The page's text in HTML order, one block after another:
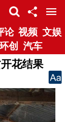
论 视频 文娱
创 汽车
花结果